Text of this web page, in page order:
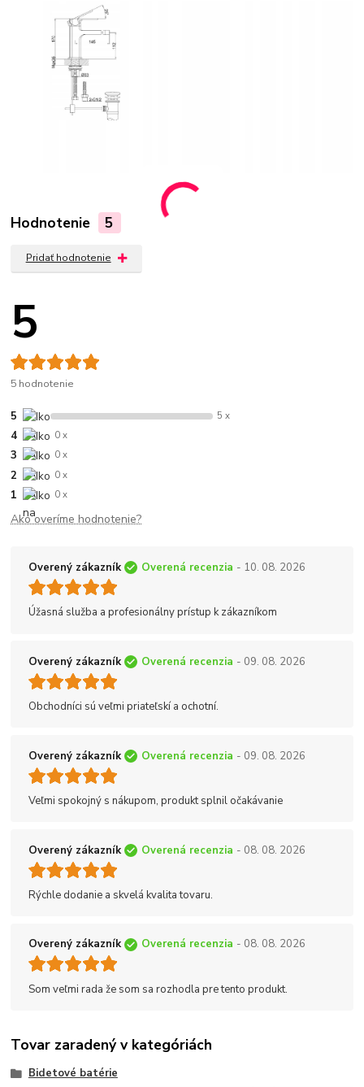
Hodnotenie 5
Pridať hodnotenie
5
5 hodnotenie
5 5 x
4 0 x
3 0 x
2 0 x
1 0 x
Ako overíme hodnotenie?
Overený zákazník Overená recenzia - 10. 08. 2026
Úžasná služba a profesionálny prístup k zákazníkom
Overený zákazník Overená recenzia - 09. 08. 2026
Obchodníci sú veľmi priateľskí a ochotní.
Overený zákazník Overená recenzia - 09. 08. 2026
Veľmi spokojný s nákupom, produkt splnil očakávanie
Overený zákazník Overená recenzia - 08. 08. 2026
Rýchle dodanie a skvelá kvalita tovaru.
Overený zákazník Overená recenzia - 08. 08. 2026
Som veľmi rada že som sa rozhodla pre tento produkt.
Tovar zaradený v kategóriách
Bidetové batérie